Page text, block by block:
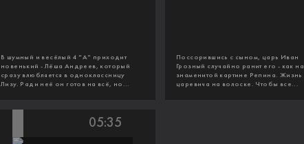
В шумный и весёлый 4 "А" приходит
новенький - Лёша Андреев, который
сразу влюбляется в одноклассницу
Лизу. Ради неё он готов на всё, но...
Поссорившись с сыном, царь Иван
Грозный случайно ранит его - как на
знаменитой картине Репина. Жизнь
царевича на волоске. Чтобы все...
05:35